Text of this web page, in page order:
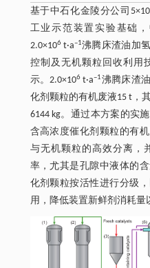
基于中石化金陵分公司5×10
工业示范装置实验基础
2.0×106t·a–1沸腾床渣油加
控制及无机颗粒回收利用
示。2.0×106 t·a–1沸腾床渣
化剂颗粒的有机废液15 t，
6144 kg。通过本方案的实
含高浓度催化剂颗粒的有
与无机颗粒的高效分离，
率，尤其是孔隙中液体的
化剂颗粒按活性进行分级
用，降低装置新鲜剂消耗量